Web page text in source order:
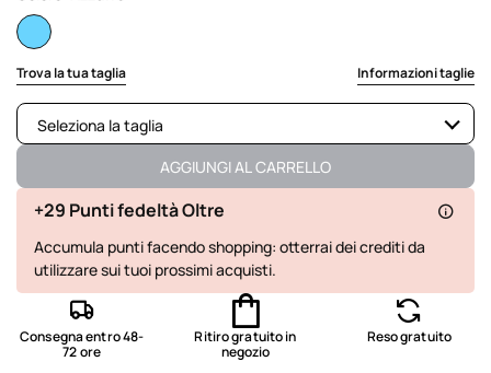
selected
Trova la tua taglia Informazioni taglie
Seleziona la taglia
Non disponibile Mostra articoli simili
Non disponibile Mostra articoli simili
Non disponibile Mostra articoli simili
Non disponibile Mostra articoli simili
AGGIUNGI AL CARRELLO
+29 Punti fedeltà Oltre
Accumula punti facendo shopping: otterrai dei crediti da
utilizzare sui tuoi prossimi acquisti.
Consegna entro 48-
72 ore
Ritiro gratuito in
negozio
Reso gratuito